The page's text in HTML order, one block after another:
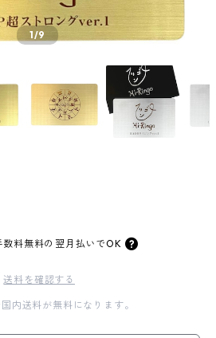
1/9
数料無料の 翌月払いでOK
送料を確認する
内送料が無料になります。